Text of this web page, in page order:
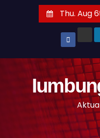
t
Thu. Aug